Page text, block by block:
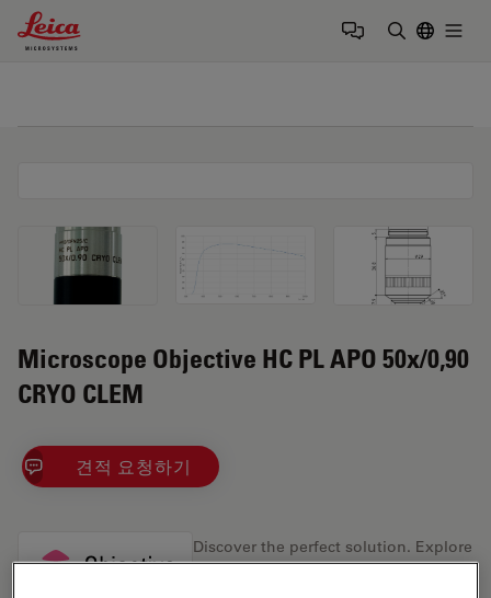
Leica Microsystems Logo
Microscope Objective HC PL APO 50x/0,90
CRYO CLEM
견적 요청하기
Discover the perfect solution. Explore
ourObjective Finder, compare